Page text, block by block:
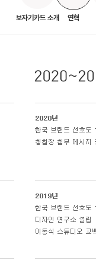
보자기카드 소개 연혁